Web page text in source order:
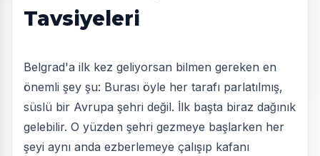
Tavsiyeleri
Belgrad'a ilk kez geliyorsan bilmen gereken en
önemli şey şu: Burası öyle her tarafı parlatılmış,
süslü bir Avrupa şehri değil. İlk başta biraz dağınık
gelebilir. O yüzden şehri gezmeye başlarken her
şeyi aynı anda ezberlemeye çalışıp kafanı